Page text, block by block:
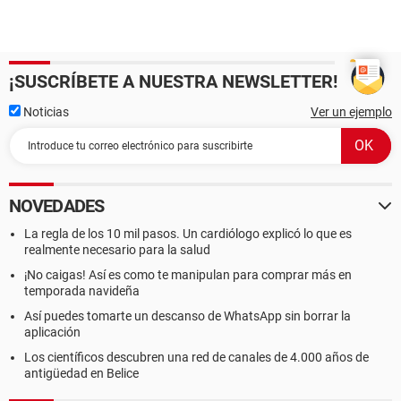
Borrado! E:\Android.lnk
Borrado! E:\bluetooth.lnk
Borrado! E:\Cristianas.lnk
Borrado! E:\Cumpleaños.lnk
Borrado! E:\DCIM.lnk
Borrado! E:\MoveToSDCard.lnk
Borrado! E:\Music.lnk
Borrado! E:\Otras imagenes.lnk
Borrado! E:\Peliculas.lnk
Borrado! E:\Pictures.lnk
Borrado! E:\System Volume Information.lnk
Borrado! E:\Tercer cielo.lnk
Borrado! E:\Uñas.lnk
Borrado! E:\Videos.lnk
Borrado! F:\{917bcc7f-a3e2-4a78-b9f6-
¡SUSCRÍBETE A NUESTRA NEWSLETTER!
Noticias Ver un ejemplo
NOVEDADES
La regla de los 10 mil pasos. Un cardiólogo explicó lo que es
realmente necesario para la salud
¡No caigas! Así es como te manipulan para comprar más en
temporada navideña
Así puedes tomarte un descanso de WhatsApp sin borrar la
aplicación
Los científicos descubren una red de canales de 4.000 años de
antigüedad en Belice